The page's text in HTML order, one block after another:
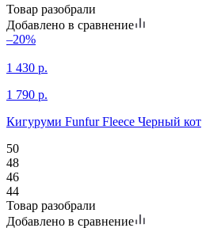
Товар разобрали
Добавлено в сравнение
–20%
1 430 р.
1 790 р.
Кигуруми Funfur Fleece Черный кот
50
48
46
44
Товар разобрали
Добавлено в сравнение